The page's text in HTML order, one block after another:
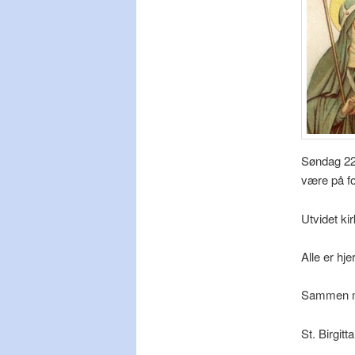
Søndag
være på
Utvidet
Alle er
Sammen
St.